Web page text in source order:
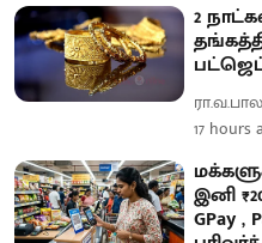
2
17 hours
இனி
GPay ,